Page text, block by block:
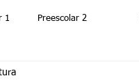
1 Preescolar 2
6